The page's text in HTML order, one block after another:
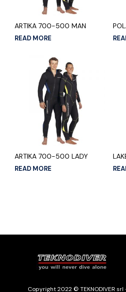
ARTIKA 700-500 MAN
READ MORE
ARTIKA 700-500 LADY
READ MORE
Copyright 2022 © TEKNODIVER